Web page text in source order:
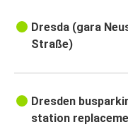
Dresda (gara
Straße)
Dresden
station